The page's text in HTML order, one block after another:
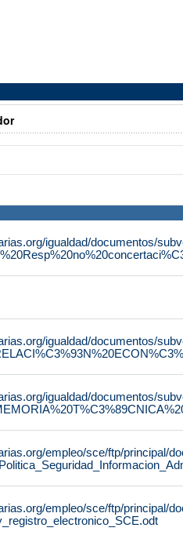
igualdad/documentos/
igualdad/documentos/
igualdad/documentos/
empleo/sce/ftp/principal/
empleo/sce/ftp/principal/